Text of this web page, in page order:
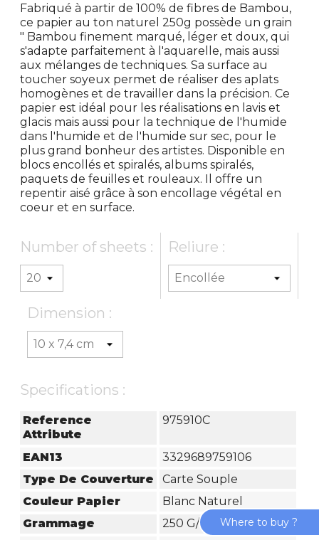
Fabriqué à partir de 100% de fibres de Bambou,
ce papier au ton naturel 250g possède un grain
" Bambou finement marqué, léger et doux, qui
s'adapte parfaitement à l'aquarelle, mais aussi
aux mélanges de techniques. Sa surface au
toucher soyeux permet de réaliser des aplats
homogènes et de travailler dans la précision. Ce
papier est idéal pour les réalisations en lavis et
glacis mais aussi pour la technique de l'humide
dans l'humide et de l'humide sur sec, pour le
plus grand bonheur des artistes. Disponible en
blocs encollés et spiralés, albums spiralés,
paquets de feuilles et rouleaux. Il offre un
repentir aisé grâce à son encollage végétal en
coeur et en surface.
Number of sheets : Reliure :
Dimension :
Specifications :
Reference
Attribute
975910C
EAN13
3329689759106
Type De Couverture
Carte Souple
Couleur Papier
Blanc Naturel
Grammage
250 G/m²
Where to buy ?